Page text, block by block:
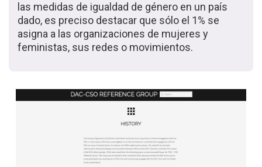
las medidas de igualdad de género en un país
dado, es preciso destacar que sólo el 1% se
asigna a las organizaciones de mujeres y
feministas, sus redes o movimientos.